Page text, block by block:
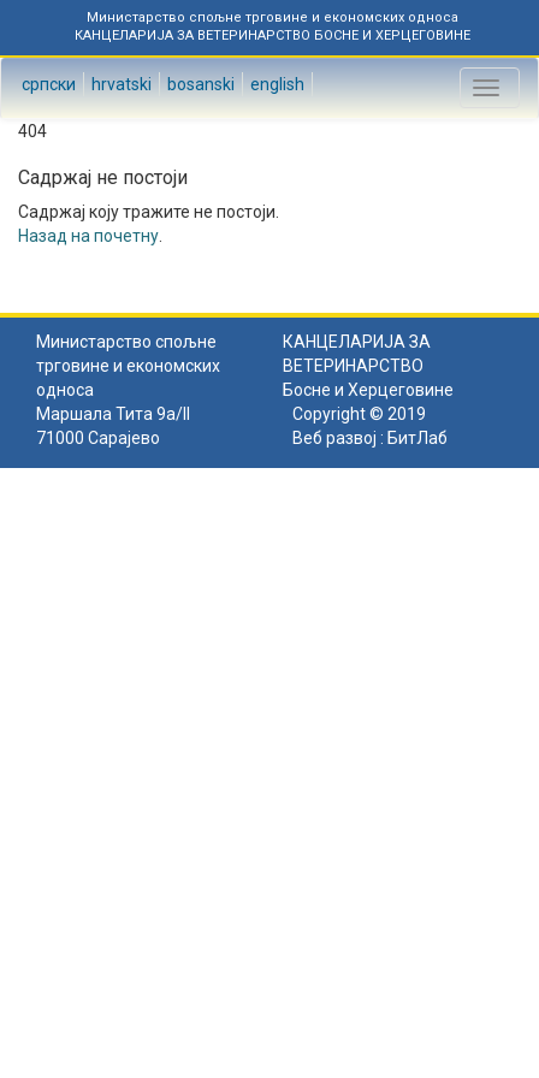
Министарство спољне трговине и економских односа
КАНЦЕЛАРИЈА ЗА ВЕТЕРИНАРСТВО БОСНЕ И ХЕРЦЕГОВИНЕ
српски hrvatski bosanski english
Toggle
404
Садржај не постоји
Садржај коју тражите не постоји.
Назад на почетну
Министарство спољне
трговине и економских
односа
КАНЦЕЛАРИЈА ЗА
ВЕТЕРИНАРСТВО
Босне и Херцеговине
Маршала Тита 9а/II
71000 Сарајево
Copyright © 2019
Веб развој : БитЛаб